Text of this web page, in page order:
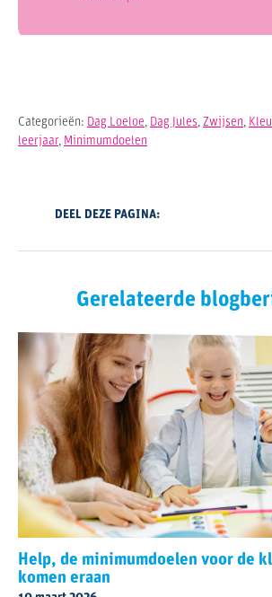
Categorieën: Dag Loeloe, Dag Jules, Zwijsen,
leerjaar, Minimumdoelen
DEEL DEZE PAGINA:
Gerelateerde
Help, de minimumdoelen voor de
komen eraan